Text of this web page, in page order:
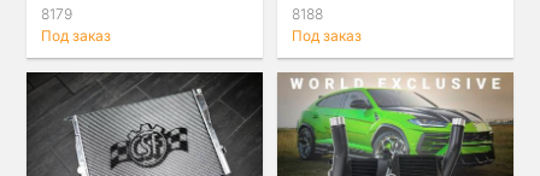
(A90) B58
8179
Под заказ
8188
Под заказ